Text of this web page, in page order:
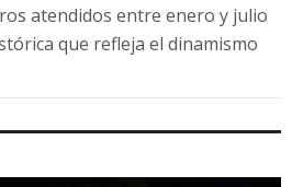
atendidos entre enero y julio
que refleja el dinamismo